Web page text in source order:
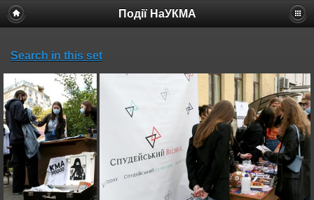
Події НаУКМА
Search in this set